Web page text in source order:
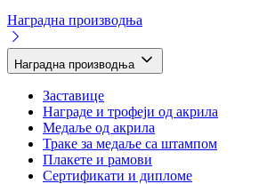
Наградна производња
Наградна производња
Заставице
Награде и трофеји од акрила
Медаље од акрила
Траке за медаље са штампом
Плакете и рамови
Сертификати и дипломе